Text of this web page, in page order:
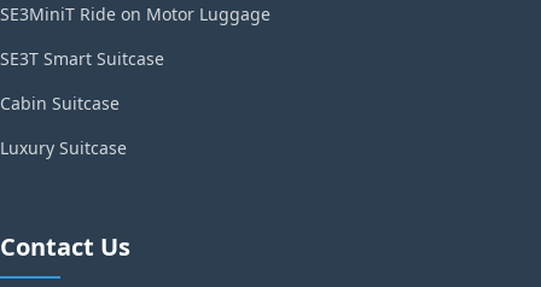
SE3MiniT Ride on Motor Luggage
SE3T Smart Suitcase
Cabin Suitcase
Luxury Suitcase
Contact Us